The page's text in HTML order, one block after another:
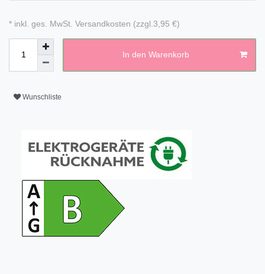
* inkl. ges. MwSt. Versandkosten (zzgl.3,95 €)
In den Warenkorb
Wunschliste